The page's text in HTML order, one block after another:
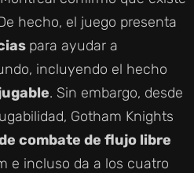
hecho, el juego presenta
para ayudar a
incluyendo el hecho
. Sin embargo, desde
Gotham Knights
combate de flujo libre
e incluso da a los cuatro